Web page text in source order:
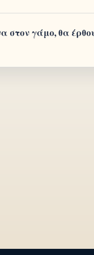
στον γάμο, θα